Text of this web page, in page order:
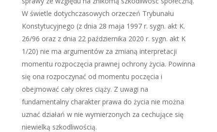
W świetle dotychczasowych orzeczeń Trybunału
Konstytucyjnego (z dnia 28 maja 1997 r. sygn. akt K.
26/96 oraz z dnia 22 października 2020 r. sygn. akt K
1/20) nie ma argumentów za zmianą interpretacji
momentu rozpoczęcia prawnej ochrony życia. Powinna
się ona rozpoczynać od momentu poczęcia i
obejmować cały okres ciąży. Z uwagi na
fundamentalny charakter prawa do życia nie można
uznać działań w nie wymierzonych za cechujące się
niewielką szkodliwością.